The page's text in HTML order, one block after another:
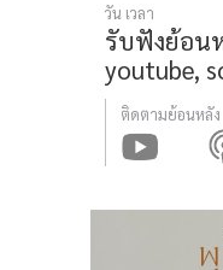
วัน เวลา
รับฟังย้อน
youtube,
ติดตามย้อนหลัง